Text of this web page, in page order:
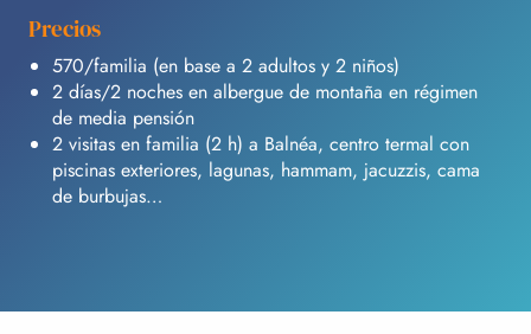
Precios
570/familia (en base a 2 adultos y 2 niños)
2 días/2 noches en albergue de montaña en régimen
de media pensión
2 visitas en familia (2 h) a Balnéa, centro termal con
piscinas exteriores, lagunas, hammam, jacuzzis, cama
de burbujas…